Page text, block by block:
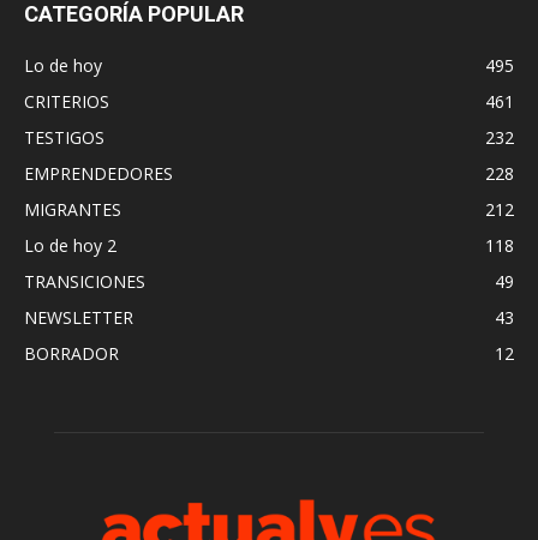
CATEGORÍA POPULAR
Lo de hoy
495
CRITERIOS
461
TESTIGOS
232
EMPRENDEDORES
228
MIGRANTES
212
Lo de hoy 2
118
TRANSICIONES
49
NEWSLETTER
43
BORRADOR
12